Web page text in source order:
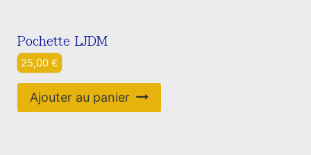
Pochette LJDM
25,00 €
Ajouter au panier